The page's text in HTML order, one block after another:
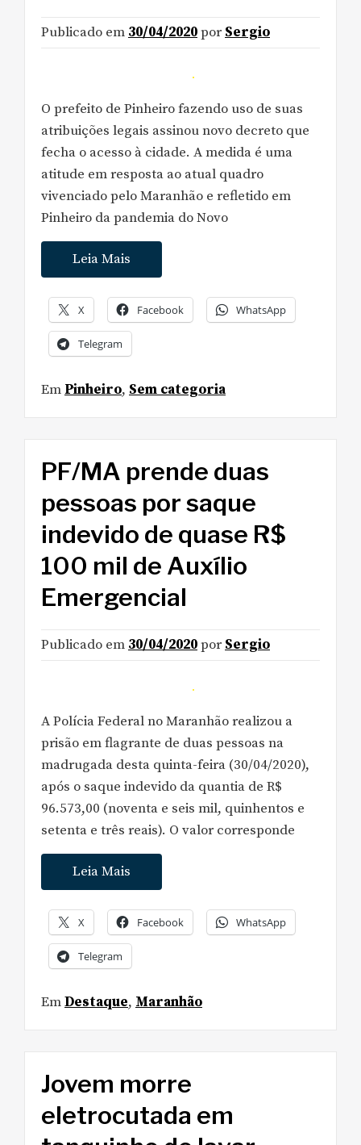
Publicado em 30/04/2020por Sergio
O prefeito de Pinheiro fazendo uso de suas
atribuições legais assinou novo decreto que
fecha o acesso à cidade. A medida é uma
atitude em resposta ao atual quadro
vivenciado pelo Maranhão e refletido em
Pinheiro da pandemia do Novo
Leia Mais
X Facebook WhatsApp
Telegram
EmPinheiro, Sem categoria
PF/MA prende duas
pessoas por saque
indevido de quase R$
100 mil de Auxílio
Emergencial
Publicado em 30/04/2020por Sergio
A Polícia Federal no Maranhão realizou a
prisão em flagrante de duas pessoas na
madrugada desta quinta-feira (30/04/2020),
após o saque indevido da quantia de R$
96.573,00 (noventa e seis mil, quinhentos e
setenta e três reais). O valor corresponde
Leia Mais
X Facebook WhatsApp
Telegram
EmDestaque, Maranhão
Jovem morre
eletrocutada em